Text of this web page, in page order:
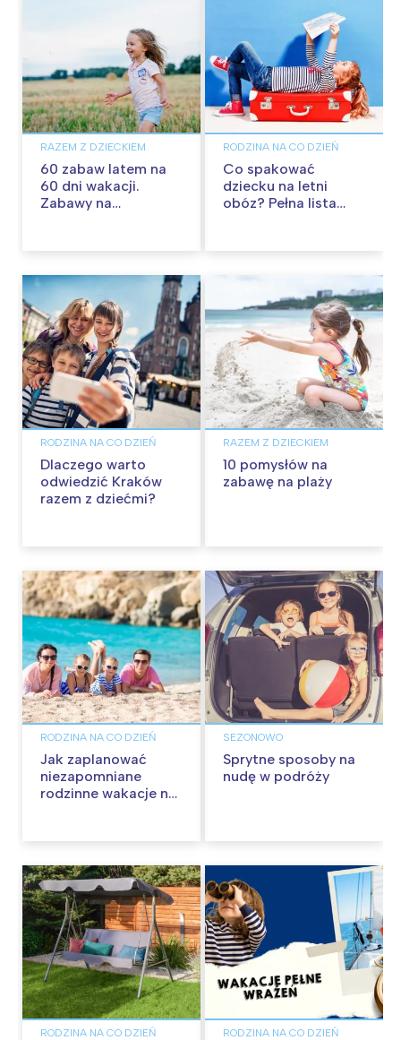
RAZEM Z DZIECKIEM
60 zabaw latem na
60 dni wakacji.
Zabawy na
RODZINA NA CO DZIEŃ
Co spakować
dziecku na letni
obóz? Pełna lista
RODZINA NA CO DZIEŃ
Dlaczego warto
odwiedzić Kraków
razem z dziećmi?
RAZEM Z DZIECKIEM
10 pomysłów na
zabawę na plaży
RODZINA NA CO DZIEŃ
Jak zaplanować
niezapomniane
rodzinne wakacje na
SEZONOWO
Sprytne sposoby na
nudę w podróży
RODZINA NA CO DZIEŃ RODZINA NA CO DZIEŃ